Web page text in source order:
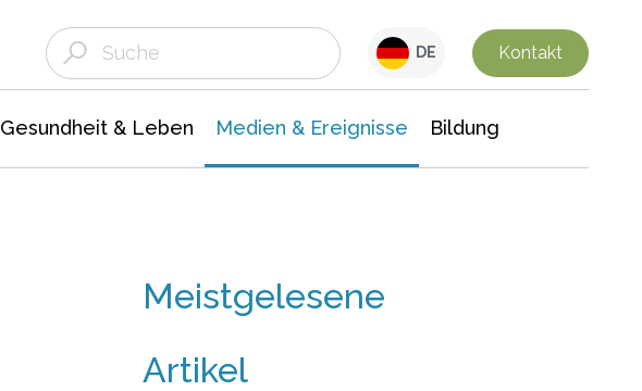
DE Kontakt
Gesundheit & Leben Medien & Ereignisse Bildung
Meistgelesene
Artikel